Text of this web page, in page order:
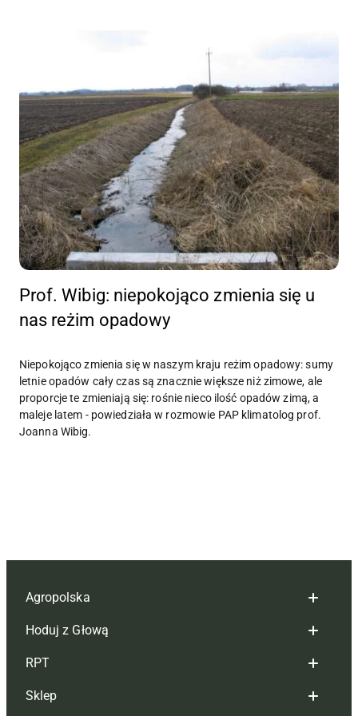
Prof. Wibig: niepokojąco zmienia się u
nas reżim opadowy
Niepokojąco zmienia się w naszym kraju reżim opadowy: sumy
letnie opadów cały czas są znacznie większe niż zimowe, ale
proporcje te zmieniają się: rośnie nieco ilość opadów zimą, a
maleje latem - powiedziała w rozmowie PAP klimatolog prof.
Joanna Wibig.
Agropolska
Redakcja
Reklama
Tagi
Hoduj z Głową
Hoduj z głową bydło
Hoduj z głową świnie
RPT
Redakcja
Sklep